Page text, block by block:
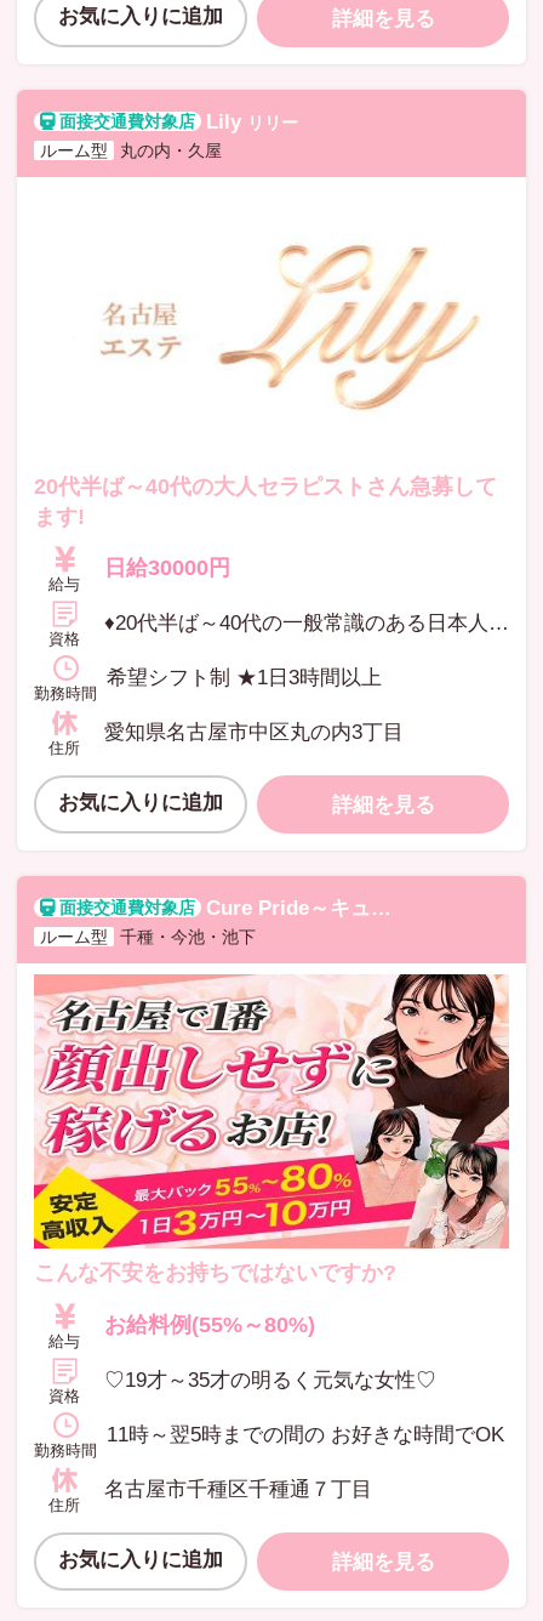
お気に入りに追加 詳細を見る
Lily リリー
ルーム型
丸の内・久屋
20代半ば～40代の大人セラピストさん急募して
ます!
給与
日給30000円
資格
♦20代半ば～40代の一般常識のある日本人女性 ♦OL・主婦・フリーター・未経験者OK ♦現在のお仕事と掛け持ちでもOK ♦3時間以上出れる方 ※高校生不可
勤務時間
希望シフト制 ★1日3時間以上
住所
愛知県名古屋市中区丸の内3丁目
お気に入りに追加 詳細を見る
Cure Pride～キュアプライド
ルーム型
千種・今池・池下
こんな不安をお持ちではないですか?
給与
お給料例(55%～80%)
資格
♡19才～35才の明るく元気な女性♡
勤務時間
11時～翌5時までの間の お好きな時間でOK
住所
名古屋市千種区千種通７丁目
お気に入りに追加 詳細を見る